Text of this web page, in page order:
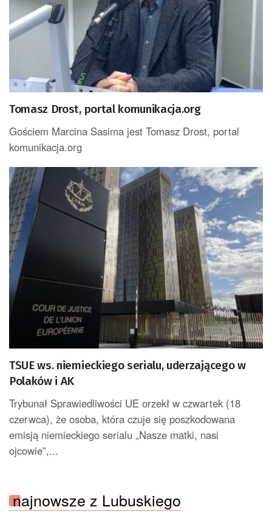
Tomasz Drost, portal komunikacja.org
Gościem Marcina Sasima jest Tomasz Drost, portal
komunikacja.org
TSUE ws. niemieckiego serialu, uderzającego w
Polaków i AK
Trybunał Sprawiedliwości UE orzekł w czwartek (18
czerwca), że osoba, która czuje się poszkodowana
emisją niemieckiego serialu „Nasze matki, nasi
ojcowie”,...
najnowsze z Lubuskiego